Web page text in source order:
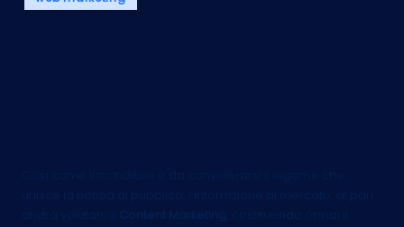
in
Così come inscindibile è da considerarsi il legame che
unisce la notizia al pubblico, l’informzione al mercato, al pari
andrà valutato il
Content Marketing
, costituendo ormai il